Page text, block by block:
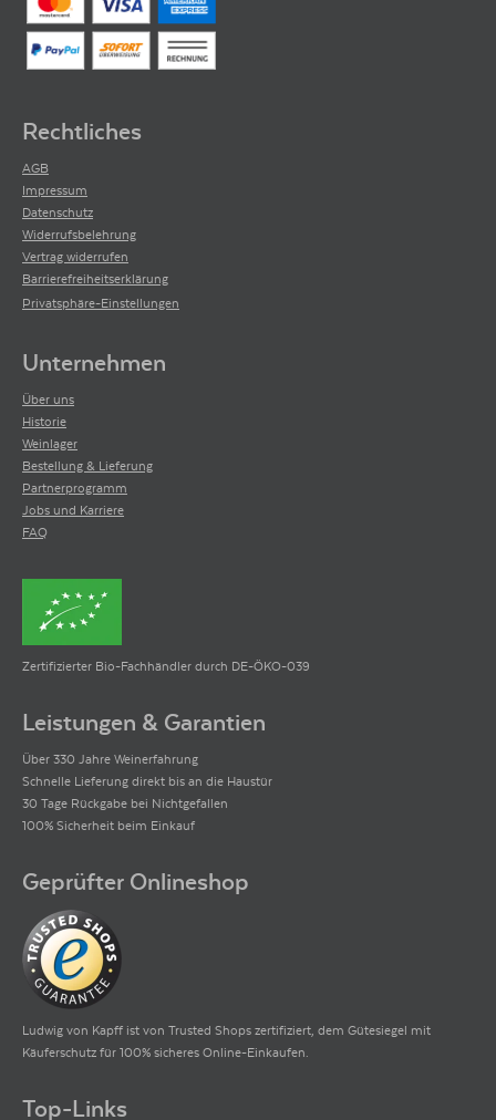
Rechtliches
AGB
Impressum
Datenschutz
Widerrufsbelehrung
Vertrag widerrufen
Barrierefreiheitserklärung
Privatsphäre-Einstellungen
Unternehmen
Über uns
Historie
Weinlager
Bestellung & Lieferung
Partnerprogramm
Jobs und Karriere
FAQ
Zertifizierter Bio-Fachhändler durch DE-ÖKO-039
Leistungen & Garantien
Über 330 Jahre Weinerfahrung
Schnelle Lieferung direkt bis an die Haustür
30 Tage Rückgabe bei Nichtgefallen
100% Sicherheit beim Einkauf
Geprüfter Onlineshop
Ludwig von Kapff ist von Trusted Shops zertifiziert, dem Gütesiegel mit
Käuferschutz für 100% sicheres Online-Einkaufen.
Top-Links